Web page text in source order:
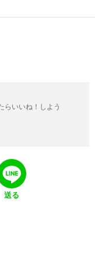
らいいね！しよう
送る